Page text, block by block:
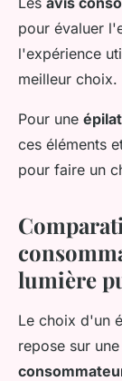
pour évaluer
l'expérience
meilleur choix.
Pour une
ces éléments
pour faire un
lumière
Le choix d'un
repose sur